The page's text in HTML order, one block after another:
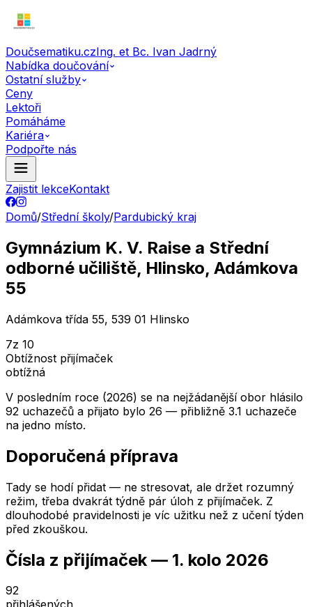
Doučsematiku.czIng. et Bc. Ivan Jadrný
Nabídka doučování
Ostatní služby
Ceny
Lektoři
Pomáháme
Kariéra
Podpořte nás
Zajistit lekceKontakt
Domů/Střední školy/Pardubický kraj
Gymnázium K. V. Raise a Střední
odborné učiliště, Hlinsko, Adámkova
55
Adámkova třída 55, 539 01 Hlinsko
7z 10
Obtížnost přijímaček
obtížná
V posledním roce (2026) se na nejžádanější obor hlásilo
92 uchazečů a přijato bylo 26 — přibližně 3.1 uchazeče
na jedno místo.
Doporučená příprava
Tady se hodí přidat — ne stresovat, ale držet rozumný
režim, třeba dvakrát týdně pár úloh z přijímaček. Z
dlouhodobé pravidelnosti je víc užitku než z učení týden
před zkouškou.
Čísla z přijímaček — 1. kolo 2026
92